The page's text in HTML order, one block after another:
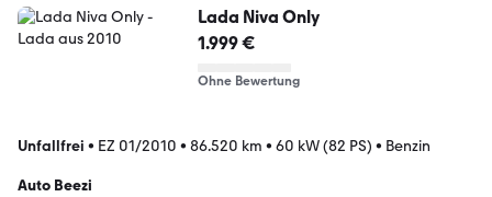
Lada Niva Only
1.999 €
Ohne Bewertung
Unfallfrei • EZ 01/2010 • 86.520 km • 60 kW (82 PS) • Benzin
Auto Beezi